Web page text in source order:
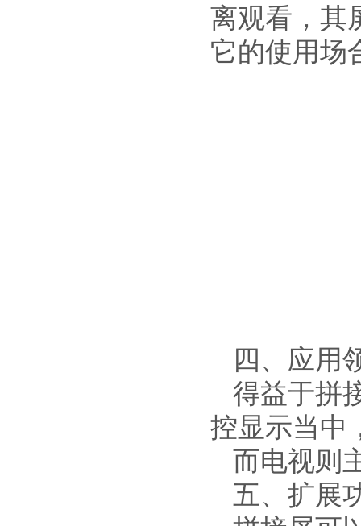
离观看，其
它的使用场
四、应用
得益于拼
控显示当中
而电视则
五、扩展